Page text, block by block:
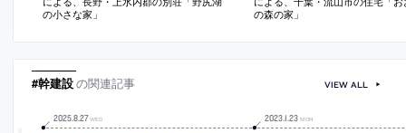
の小さな家」
の森の家」
#幹建設の関連記事
2025.8.27 WED 2023.1.23 MON
VIEW ALL